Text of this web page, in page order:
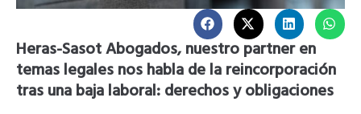
Heras-Sasot Abogados, nuestro partner en
temas legales nos habla de la reincorporación
tras una baja laboral: derechos y obligaciones